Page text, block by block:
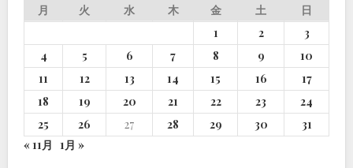
月
火 水 木 金 土
日
1
2
3
4
5 6 7 8 9
10
11
12 13 14 15 16
17
18
19 20 21 22 23
24
25
26 27 28 29 30
31
« 11月 1月 »